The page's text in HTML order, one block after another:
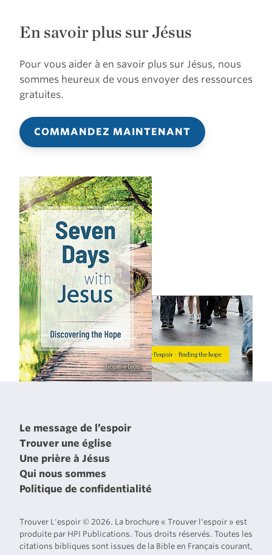
En savoir plus sur Jésus
Pour vous aider à en savoir plus sur Jésus, nous
sommes heureux de vous envoyer des ressources
gratuites.
COMMANDEZ MAINTENANT
Le message de l’espoir
Trouver une église
Une prière à Jésus
Qui nous sommes
Politique de confidentialité
Trouver L'espoir © 2026. La brochure « Trouver l'espoir » est
produite par HPI Publications. Tous droits réservés. Toutes les
citations bibliques sont issues de la Bible en Français courant,